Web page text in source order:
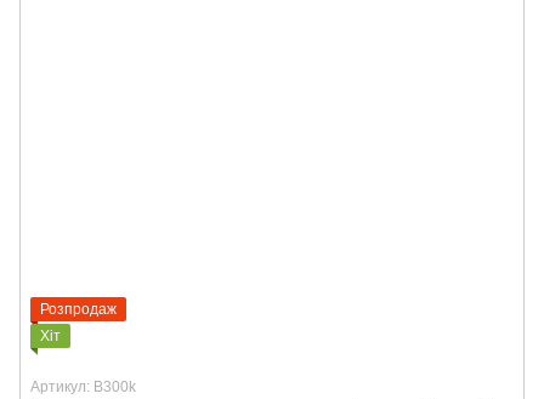
Розпродаж
Хіт
Артикул: B300k